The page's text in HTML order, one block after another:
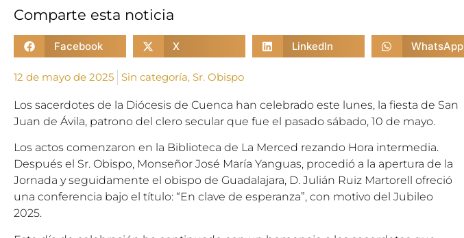
Comparte esta noticia
Facebook X LinkedIn WhatsApp
12 de mayo de 2025 Sin categoría, Sr. Obispo
Los sacerdotes de la Diócesis de Cuenca han celebrado este lunes, la fiesta de San
Juan de Ávila, patrono del clero secular que fue el pasado sábado, 10 de mayo.
Los actos comenzaron en la Biblioteca de La Merced rezando Hora intermedia.
Después el Sr. Obispo, Monseñor José María Yanguas, procedió a la apertura de la
Jornada y seguidamente el obispo de Guadalajara, D. Julián Ruiz Martorell ofreció
una conferencia bajo el título: “En clave de esperanza”, con motivo del Jubileo
2025.